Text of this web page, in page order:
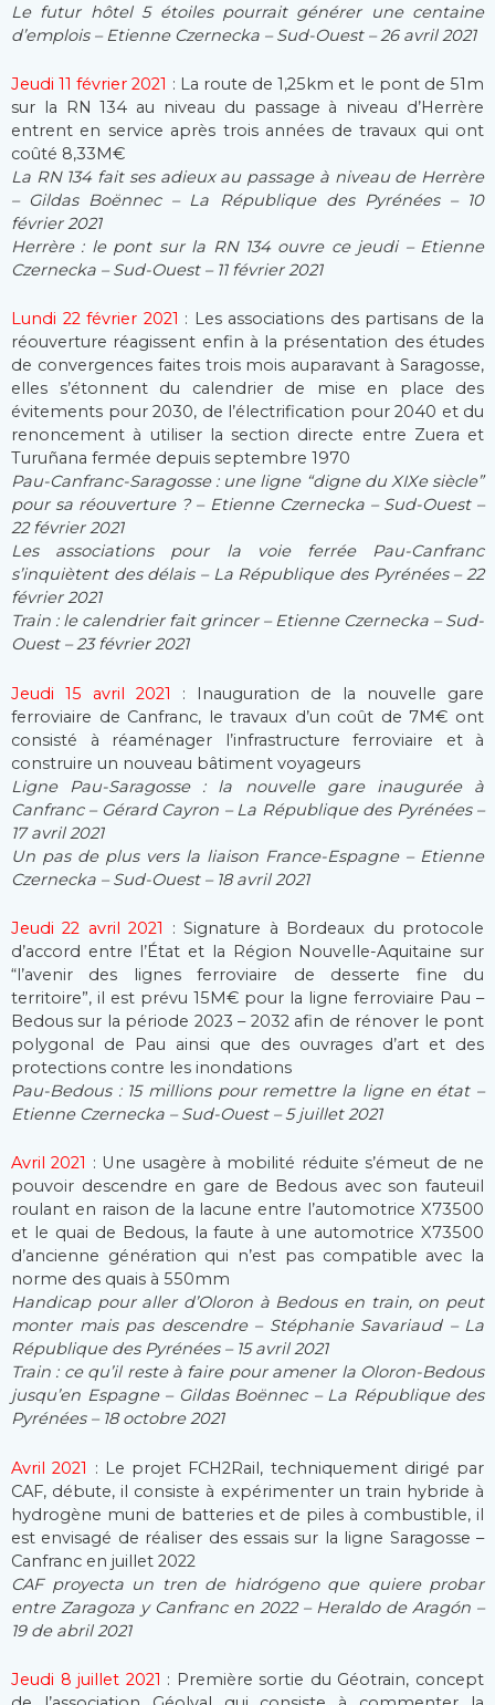
Le futur hôtel 5 étoiles pourrait générer une centaine
d’emplois – Etienne Czernecka – Sud-Ouest – 26 avril 2021
Jeudi 11 février 2021 : La route de 1,25km et le pont de 51m
sur la RN 134 au niveau du passage à niveau d’Herrère
entrent en service après trois années de travaux qui ont
coûté 8,33M€
La RN 134 fait ses adieux au passage à niveau de Herrère
– Gildas Boënnec – La République des Pyrénées – 10
février 2021
Herrère : le pont sur la RN 134 ouvre ce jeudi – Etienne
Czernecka – Sud-Ouest – 11 février 2021
Lundi 22 février 2021 : Les associations des partisans de la
réouverture réagissent enfin à la présentation des études
de convergences faites trois mois auparavant à Saragosse,
elles s’étonnent du calendrier de mise en place des
évitements pour 2030, de l’électrification pour 2040 et du
renoncement à utiliser la section directe entre Zuera et
Turuñana fermée depuis septembre 1970
Pau-Canfranc-Saragosse : une ligne “digne du XIXe siècle”
pour sa réouverture ? – Etienne Czernecka – Sud-Ouest –
22 février 2021
Les associations pour la voie ferrée Pau-Canfranc
s’inquiètent des délais – La République des Pyrénées – 22
février 2021
Train : le calendrier fait grincer – Etienne Czernecka – Sud-
Ouest – 23 février 2021
Jeudi 15 avril 2021
: Inauguration de la nouvelle gare
ferroviaire de Canfranc, le travaux d’un coût de 7M€ ont
consisté à réaménager l’infrastructure ferroviaire et à
construire un nouveau bâtiment voyageurs
Ligne Pau-Saragosse : la nouvelle gare inaugurée à
Canfranc – Gérard Cayron – La République des Pyrénées –
17 avril 2021
Un pas de plus vers la liaison France-Espagne – Etienne
Czernecka – Sud-Ouest – 18 avril 2021
Jeudi 22 avril 2021
: Signature à Bordeaux du protocole
d’accord entre l’État et la Région Nouvelle-Aquitaine sur
“l’avenir des lignes ferroviaire de desserte fine du
territoire”, il est prévu 15M€ pour la ligne ferroviaire Pau –
Bedous sur la période 2023 – 2032 afin de rénover le pont
polygonal de Pau ainsi que des ouvrages d’art et des
protections contre les inondations
Pau-Bedous : 15 millions pour remettre la ligne en état –
Etienne Czernecka – Sud-Ouest – 5 juillet 2021
Avril 2021 : Une usagère à mobilité réduite s’émeut de ne
pouvoir descendre en gare de Bedous avec son fauteuil
roulant en raison de la lacune entre l’automotrice X73500
et le quai de Bedous, la faute à une automotrice X73500
d’ancienne génération qui n’est pas compatible avec la
norme des quais à 550mm
Handicap pour aller d’Oloron à Bedous en train, on peut
monter mais pas descendre – Stéphanie Savariaud – La
République des Pyrénées – 15 avril 2021
Train : ce qu’il reste à faire pour amener la Oloron-Bedous
jusqu’en Espagne – Gildas Boënnec – La République des
Pyrénées – 18 octobre 2021
Avril 2021 : Le projet FCH2Rail, techniquement dirigé par
CAF, débute, il consiste à expérimenter un train hybride à
hydrogène muni de batteries et de piles à combustible, il
est envisagé de réaliser des essais sur la ligne Saragosse –
Canfranc en juillet 2022
CAF proyecta un tren de hidrógeno que quiere probar
entre Zaragoza y Canfranc en 2022 – Heraldo de Aragón –
19 de abril 2021
Jeudi 8 juillet 2021 : Première sortie du Géotrain, concept